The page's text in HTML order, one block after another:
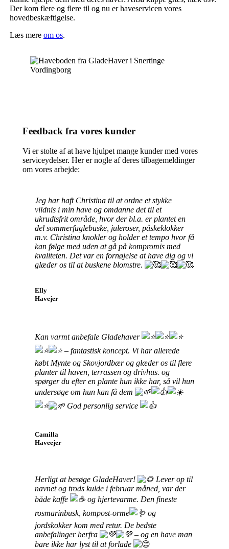
Der kom flere og flere til og nu er haveservicen vores
hovedbeskæftigelse.
Læs mere om os.
Feedback fra vores kunder
Vi er stolte af at have hjulpet mange kunder med vores
serviceydelser. Her er nogle af deres tilbagemeldinger
om vores arbejde:
Jeg har haft Christina til at ordne et stykke
vildnis i min have og omdanne det til et
ukrudtsfrit område, hvor der bl.a. er plantet en
del sommerfuglebuske, juleroser, påskeklokker
m.v. Christina knokler og holder et tempo hvor få
kan følge med uden at gå på kompromis med
kvaliteten. Det var en fornøjelse at have dig og vi
glæder os til at buskene blomstre.
Elly
Havejer
Kan varmt anbefale Gladehaver
– fantastisk koncept. Vi har allerede
købt Mynte og Skovjordbær og glæder os til flere
planter til haven, terrassen og drivhus. og
spørger du efter en plante hun ikke har, så vil hun
undersøge om hun kan få dem
God personlig service
Camilla
Haveejer
Herligt at besøge GladeHaver!
Lever op til
navnet og trods kulde i februar måned, var der
både kaffe
og hjertevarme. Den fineste
rosmarinbusk, kompost-orme
og
jordskokker kom med retur. De bedste
anbefalinger herfra
– og en have man
bare ikke har lyst til at forlade